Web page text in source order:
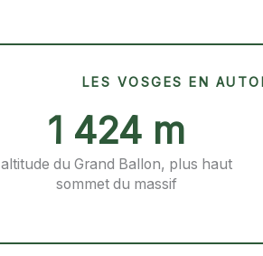
LES VOSGES EN
1 424 m
altitude du Grand Ballon, plus haut
sommet du massif